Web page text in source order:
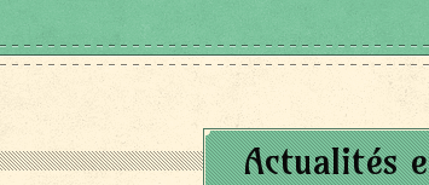
Actualités